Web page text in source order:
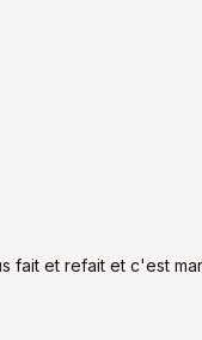
et refait et c'est